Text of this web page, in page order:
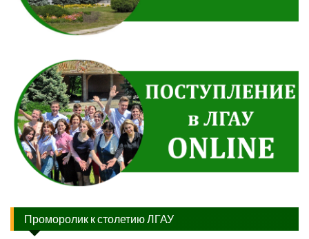
Проморолик к столетию ЛГАУ